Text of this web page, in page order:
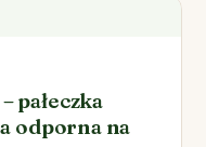
pałeczka
odporna na